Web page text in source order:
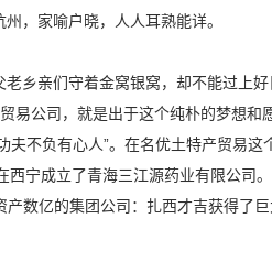
，家喻户晓，人人耳熟能详。
乡亲们守着金窝银窝，却不能过上
易公司，就是出于这个纯朴的梦想和
不负有心人”。在名优土特产贸易这
宁成立了青海三江源药业有限公司
数亿的集团公司：扎西才吉获得了